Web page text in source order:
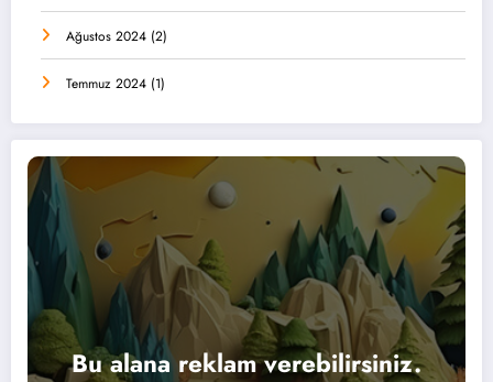
Ağustos 2024 (2)
Temmuz 2024 (1)
Bu alana reklam verebilirsiniz.